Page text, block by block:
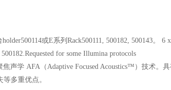
或E系列Rack500111, 500182, 500143。 6
for some Illumina protocols
声学 AFA（Adaptive Focused Acoustics™）技术。
多重优点。